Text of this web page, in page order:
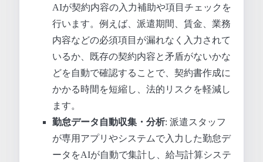
AIが契約内容の入力補助や項目チェックを
行います。例えば、派遣期間、賃金、業務
内容などの必須項目が漏れなく入力されて
いるか、既存の契約内容と矛盾がないかな
どを自動で確認することで、契約書作成に
かかる時間を短縮し、法的リスクを軽減し
ます。
勤怠データ自動収集・分析: 派遣スタッフ
が専用アプリやシステムで入力した勤怠デ
ータをAIが自動で集計し、給与計算システ